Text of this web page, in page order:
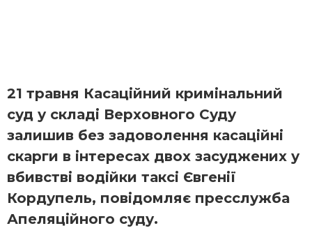
21 травня Касаційний кримінальний
суд у складі Верховного Суду
залишив без задоволення касаційні
скарги в інтересах двох засуджених у
вбивстві водійки таксі Євгенії
Кордупель, повідомляє пресслужба
Апеляційного суду.